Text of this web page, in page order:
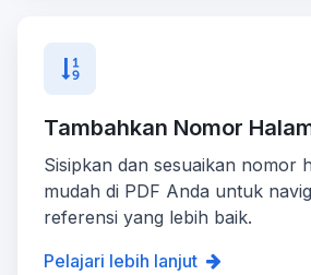
Tambahkan Nomor
Sisipkan dan sesuaikan nomor
mudah di PDF Anda untuk
referensi yang lebih baik.
Pelajari lebih lanjut